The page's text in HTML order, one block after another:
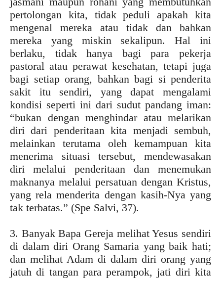
pertolongan kita, tidak peduli apakah kita
mengenal mereka atau tidak dan bahkan
mereka yang miskin sekalipun. Hal ini
berlaku, tidak hanya bagi para pekerja
pastoral atau perawat kesehatan, tetapi juga
bagi setiap orang, bahkan bagi si penderita
sakit itu sendiri, yang dapat mengalami
kondisi seperti ini dari sudut pandang iman:
“bukan dengan menghindar atau melarikan
diri dari penderitaan kita menjadi sembuh,
melainkan terutama oleh kemampuan kita
menerima situasi tersebut, mendewasakan
diri melalui penderitaan dan menemukan
maknanya melalui persatuan dengan Kristus,
yang rela menderita dengan kasih-Nya yang
tak terbatas.” (Spe Salvi, 37).
3. Banyak Bapa Gereja melihat Yesus sendiri
di dalam diri Orang Samaria yang baik hati;
dan melihat Adam di dalam diri orang yang
jatuh di tangan para perampok, jati diri kita